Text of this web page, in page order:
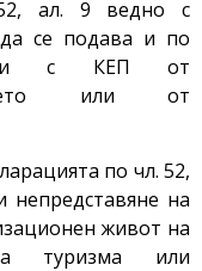
ал. 9 ведно с
се подава и по
с КЕП от
или от
по чл. 52,
непредставяне на
живот на
туризма или